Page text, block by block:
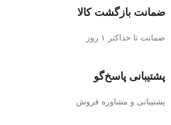
ضمانت بازگشت کالا
ضمانت تا حداکثر ۱ روز
پشتیبانی پاسخ‌گو
پشتیبانی و مشاوره فروش